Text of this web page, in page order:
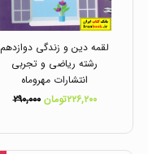
لقمه دین و زندگی دوازدهم
رشته ریاضی و تجربی
انتشارات مهروماه
۲۲۶,۲۰۰تومان
۲۹۰,۰۰۰